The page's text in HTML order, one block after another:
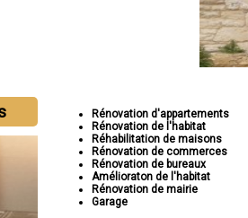
Rénovation d'appartements
Rénovation de l'habitat
Réhabilitation de maisons
Rénovation de commerces
Rénovation de bureaux
Amélioraton de l'habitat
Rénovation de mairie
Garage